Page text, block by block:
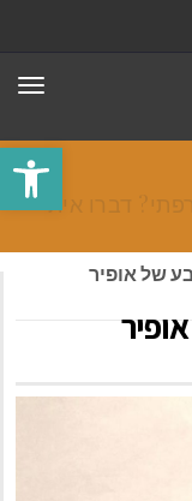
פתח
דברו איתי
של אופיר